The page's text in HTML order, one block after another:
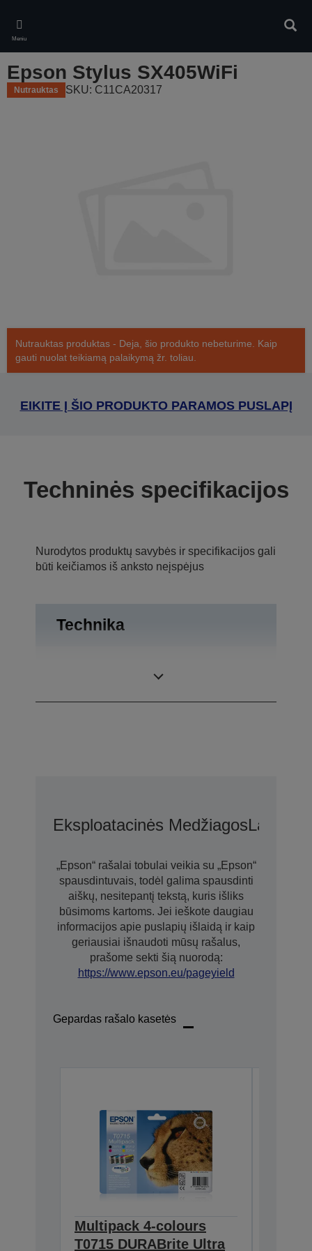
main
content
Meniu
Epson Stylus SX405WiFi
Nutrauktas SKU: C11CA20317
Nutrauktas produktas - Deja, šio produkto nebeturime. Kaip
gauti nuolat teikiamą palaikymą žr. toliau.
EIKITE Į ŠIO PRODUKTO PARAMOS PUSLAPĮ
Techninės specifikacijos
Nurodytos produktų savybės ir specifikacijos gali
būti keičiamos iš anksto neįspėjus
Technika
Eksploatacinės Medžiagos
„Epson“ rašalai tobulai veikia su „Epson“
spausdintuvais, todėl galima spausdinti
aiškų, nesitepantį tekstą, kuris išliks
būsimoms kartoms. Jei ieškote daugiau
informacijos apie puslapių išlaidą ir kaip
geriausiai išnaudoti mūsų rašalus,
prašome sekti šią nuorodą:
https://www.epson.eu/pageyield
Gepardas rašalo kasetės
Multipack 4-colours
T0715 DURABrite Ultra